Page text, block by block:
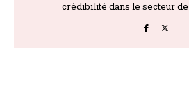
crédibilité dans le secteur